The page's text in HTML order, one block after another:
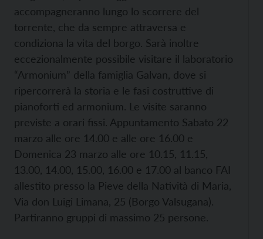
accompagneranno lungo lo scorrere del
torrente, che da sempre attraversa e
condiziona la vita del borgo. Sarà inoltre
eccezionalmente possibile visitare il laboratorio
“Armonium” della famiglia Galvan, dove si
ripercorrerà la storia e le fasi costruttive di
pianoforti ed armonium. Le visite saranno
previste a orari fissi. Appuntamento Sabato 22
marzo alle ore 14.00 e alle ore 16.00 e
Domenica 23 marzo alle ore 10.15, 11.15,
13.00, 14.00, 15.00, 16.00 e 17.00 al banco FAI
allestito presso la Pieve della Natività di Maria,
Via don Luigi Limana, 25 (Borgo Valsugana).
Partiranno gruppi di massimo 25 persone.